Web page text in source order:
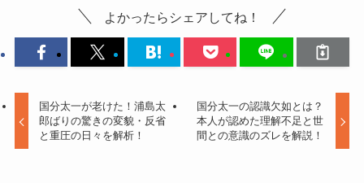
よかったらシェアしてね！
国分太一が老けた！浦島太
郎ばりの驚きの変貌・反省
と重圧の日々を解析！
国分太一の認識欠如とは？
本人が認めた理解不足と世
間との意識のズレを解説！